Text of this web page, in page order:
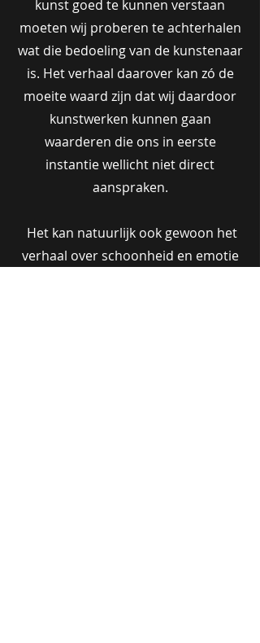
kunst goed te kunnen verstaan
moeten wij proberen te achterhalen
wat die bedoeling van de kunstenaar
is. Het verhaal daarover kan zó de
moeite waard zijn dat wij daardoor
kunstwerken kunnen gaan
waarderen die ons in eerste
instantie wellicht niet direct
aanspraken.
Het kan natuurlijk ook gewoon het
verhaal over schoonheid en emotie